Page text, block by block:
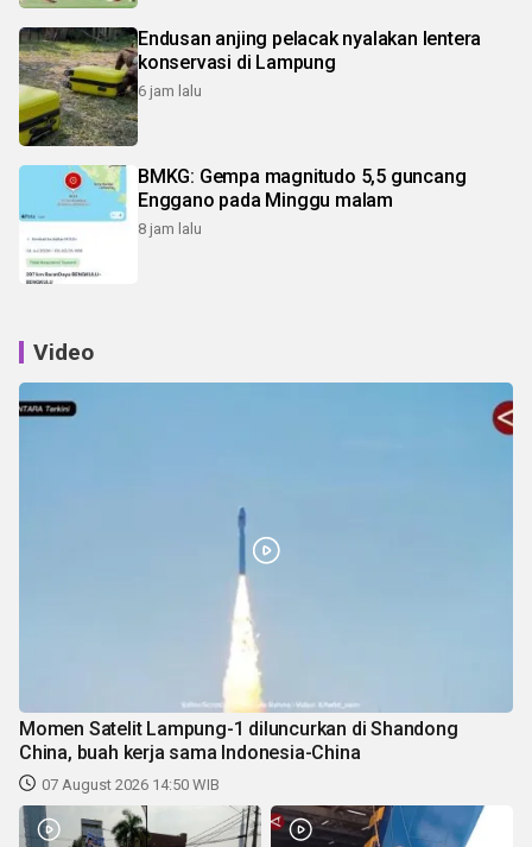
Endusan anjing pelacak nyalakan lentera
konservasi di Lampung
6 jam lalu
BMKG: Gempa magnitudo 5,5 guncang
Enggano pada Minggu malam
8 jam lalu
Video
Momen Satelit Lampung-1 diluncurkan di Shandong
China, buah kerja sama Indonesia-China
07 August 2026 14:50 WIB